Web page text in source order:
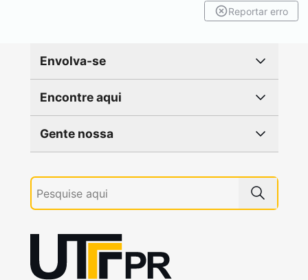
Reportar erro
Envolva-se
Encontre aqui
Gente nossa